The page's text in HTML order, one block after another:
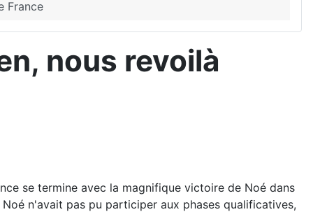
France
nous revoilà
se termine avec la magnifique victoire de Noé dans
n'avait pas pu participer aux phases qualificatives,